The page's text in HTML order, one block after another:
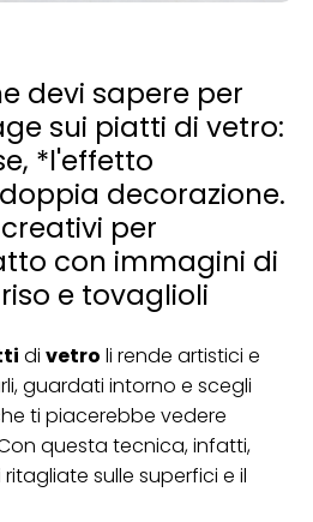
devi sapere per
sui piatti di vetro:
*l'effetto
decorazione.
per
con immagini di
e tovaglioli
di vetro li rende artistici e
guardati intorno e scegli
ti piacerebbe vedere
questa tecnica, infatti,
sulle superfici e il